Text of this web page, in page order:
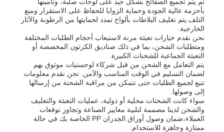
بأحزمة عالية الجودة وحماية الزوايا للحفاظ على الاستقرار ومنع
التلف.يتم تغليف البلاطات بألواح تمدد لحمايتها من الرطوبة والآثار
الخارجية.
نحن نقدم خيارات تعبئة مرنة لاستيعاب أحجام الطلبات المختلفة
ومتطلبات الشحن، بما في ذلك صناديق الكرتون المخصصة أو
التعبئة الجماعية للشحنات الكبيرة.
يتم التعامل مع الشحن من قبل شركاء لوجستيات موثوق بهم
لضمان التسليم في الوقت المناسب والآمن. نحن نقدم معلومات
تتبع لجميع الطلبات حتى تتمكن من مراقبة الشحنة من إرسالها
إلى وصولها.
سواء كانت الشحنات محلية أو دولية، عمليات التعبئة والتغليف
والشحن لدينا مصممة لتلبية معايير الصناعة وتجاوز توقعات
العملاء،ضمان وصول أوراق الجدران PP الخاصة بك في حالة
ممتازة وجاهزة للاستخدام.